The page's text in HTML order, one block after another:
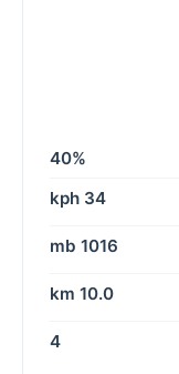
40%
34 kph
1016 mb
10.0 km
4